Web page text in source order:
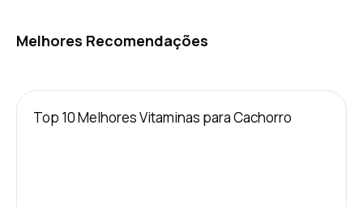
Melhores Recomendações
Top 10 Melhores Vitaminas para Cachorro